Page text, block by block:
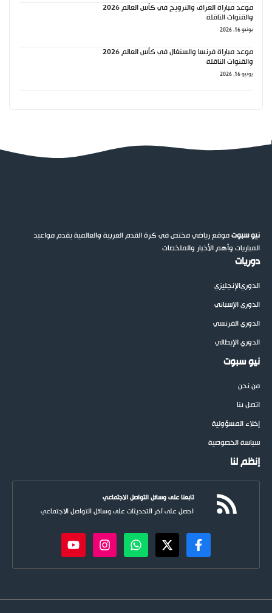
موعد مباراة العراق والنرويج في كأس العالم 2026
والقنوات الناقلة
يونيو 16, 2026
موعد مباراة فرنسا والسنغال في كأس العالم 2026
والقنوات الناقلة
يونيو 16, 2026
نيو سبوتموقع رياضي مختص في كرة القدم العربية والعالمية يقدم مواعيد
المباريات وأهم الأخبار والملخصات
دوريات
الدوريالإنجليزي
الدوري الإسباني
الدوري الفرنسي
الدوري الإيطالي
نيو سبوت
من نحن
اتصل بنا
إخلاء المسؤولية
سياسة الخصوصية
إنظم لنا
تابعنا على وسائل التواصل الاجتماعي
احصل على آخر التحديثات على وسائل التواصل الاجتماعي